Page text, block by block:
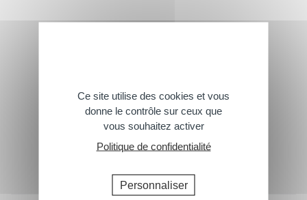
Suivez-nous
Contactez-nous
> Écrivez-nous
Ce site utilise des cookies et vous
donne le contrôle sur ceux que
vous souhaitez activer
Politique de confidentialité
Personnaliser